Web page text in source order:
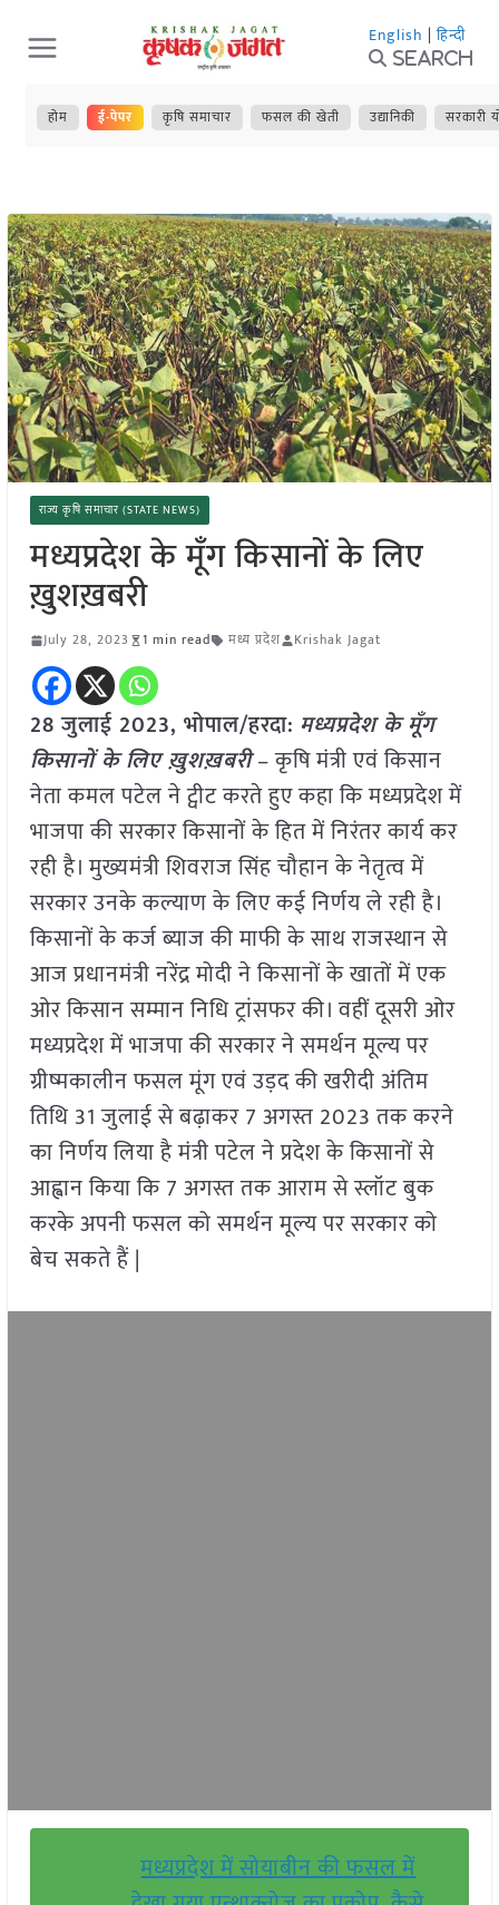
Skip
to
content
English | हिन्दी
Search
होम ई-पेपर कृषि समाचार फसल की खेती उद्यानिकी सरकारी
राज्य कृषि समाचार (STATE NEWS)
मध्यप्रदेश के मूँग किसानों के लिए
ख़ुशख़बरी
July 28, 2023 1 min read मध्य प्रदेश Krishak Jagat
28 जुलाई 2023, भोपाल/हरदा: मध्यप्रदेश के मूँग
किसानों के लिए ख़ुशख़बरी– कृषि मंत्री एवं किसान
नेता कमल पटेल ने ट्वीट करते हुए कहा कि मध्यप्रदेश में
भाजपा की सरकार किसानों के हित में निरंतर कार्य कर
रही है। मुख्यमंत्री शिवराज सिंह चौहान के नेतृत्व में
सरकार उनके कल्याण के लिए कई निर्णय ले रही है।
किसानों के कर्ज ब्याज की माफी के साथ राजस्थान से
आज प्रधानमंत्री नरेंद्र मोदी ने किसानों के खातों में एक
ओर किसान सम्मान निधि ट्रांसफर की। वहीं दूसरी ओर
मध्यप्रदेश में भाजपा की सरकार ने समर्थन मूल्य पर
ग्रीष्मकालीन फसल मूंग एवं उड़द की खरीदी अंतिम
तिथि 31 जुलाई से बढ़ाकर 7 अगस्त 2023 तक करने
का निर्णय लिया है मंत्री पटेल ने प्रदेश के किसानों से
आह्वान किया कि 7 अगस्त तक आराम से स्लॉट बुक
करके अपनी फसल को समर्थन मूल्य पर सरकार को
बेच सकते हैं |
मध्यप्रदेश में सोयाबीन की फसल में